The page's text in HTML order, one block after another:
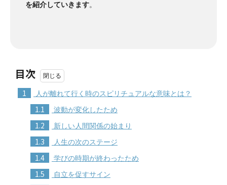
を紹介していきます。
目次
1 人が離れて行く時のスピリチュアルな意味とは？
1.1 波動が変化したため
1.2 新しい人間関係の始まり
1.3 人生の次のステージ
1.4 学びの時期が終わったため
1.5 自立を促すサイン